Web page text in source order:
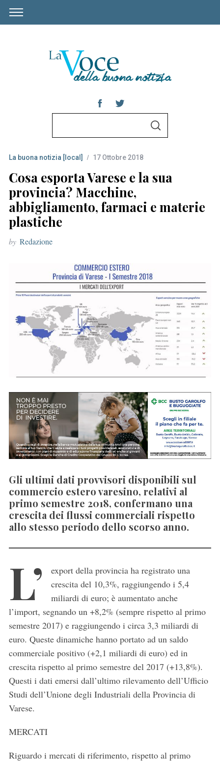
r
c
h
f
o
r
:
S
La buona notizia [local] 17 Ottobre 2018
Cosa esporta Varese e la sua
provincia? Macchine,
abbigliamento, farmaci e materie
plastiche
by Redazione
Gli ultimi dati provvisori disponibili sul
commercio estero varesino, relativi al
primo semestre 2018, confermano una
crescita dei flussi commerciali rispetto
allo stesso periodo dello scorso anno.
L’
export della provincia ha registrato una
crescita del 10,3%, raggiungendo i 5,4
miliardi di euro; è aumentato anche
l’import, segnando un +8,2% (sempre rispetto al primo
semestre 2017) e raggiungendo i circa 3,3 miliardi di
euro. Queste dinamiche hanno portato ad un saldo
commerciale positivo (+2,1 miliardi di euro) ed in
crescita rispetto al primo semestre del 2017 (+13,8%).
Questi i dati emersi dall’ultimo rilevamento dell’Ufficio
Studi dell’Unione degli Industriali della Provincia di
Varese.
MERCATI
Riguardo i mercati di riferimento, rispetto al primo